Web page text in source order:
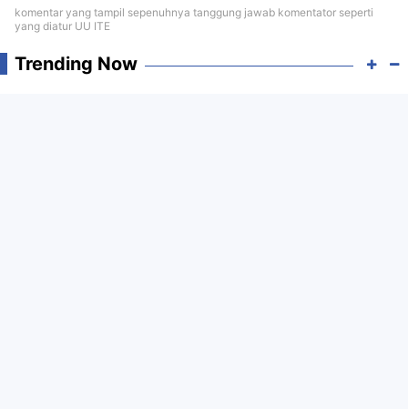
komentar yang tampil sepenuhnya tanggung jawab komentator seperti
yang diatur UU ITE
Trending Now